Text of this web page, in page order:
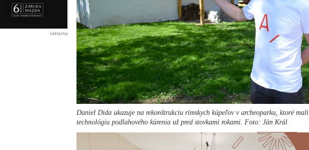
Daniel Dida ukazuje na rekonštrukciu rímskych kúpeľov v archeoparku, ktoré mali
technológiu podlahového kúrenia už pred stovkami rokami. Foto: Ján Král
reklama